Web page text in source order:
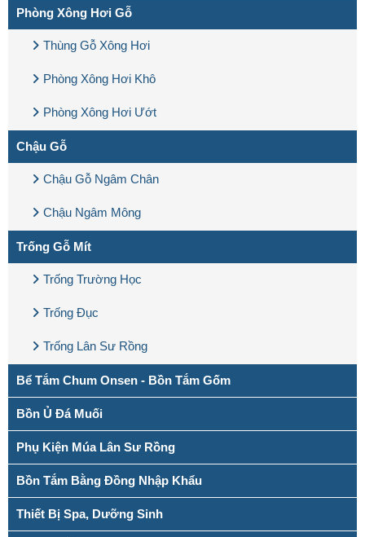
Phòng Xông Hơi Gỗ
Thùng Gỗ Xông Hơi
Phòng Xông Hơi Khô
Phòng Xông Hơi Ướt
Chậu Gỗ
Chậu Gỗ Ngâm Chân
Chậu Ngâm Mông
Trống Gỗ Mít
Trống Trường Học
Trống Đục
Trống Lân Sư Rồng
Bể Tắm Chum Onsen - Bồn Tắm Gốm
Bồn Ủ Đá Muối
Phụ Kiện Múa Lân Sư Rồng
Bồn Tắm Bằng Đồng Nhập Khẩu
Thiết Bị Spa, Dưỡng Sinh